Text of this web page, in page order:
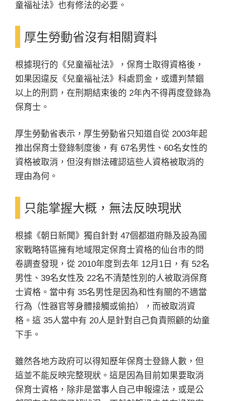
童福祉法》也有修法的必要。
厚生勞動省沒有相關資料
根據現行的《兒童福祉法》，保育士取得資格後，
如果因違反《兒童福祉法》科處罰金，或遭判禁錮
以上的刑罰，在刑期結束後的 2年內不得再度登錄為
保育士。
厚生勞動省表示，厚生勞動省只知道自從 2003年起
推出保育士登錄制度後，有 67名男性、60名女性的
資格被取消，但沒有辦法確認這些人資格被取消的
理由為何。
只能掌握大概，無法反映現狀
根據《朝日新聞》獨自針對 47個都道府縣及設為國
家戰略特區擁有地域限定保育士資格的仙台市的問
卷調查發現，從 2010年度到去年 12月1日，有 52名
男性、39名女性及 22名不清楚性別的人被取消保育
士資格。當中有 35名男性是因為和性有關的不適當
行為（性器官等身體接觸或偷拍），而被取消資
格。這 35人當中有 20人是針對自己負責照顧的幼童
下手。
雖然各地方政府可以得知歷年保育士登錄人數，但
這並不能反映完整現狀。這是因為目前如果要取消
保育士資格，除非是當事人自己申報違法，或是公